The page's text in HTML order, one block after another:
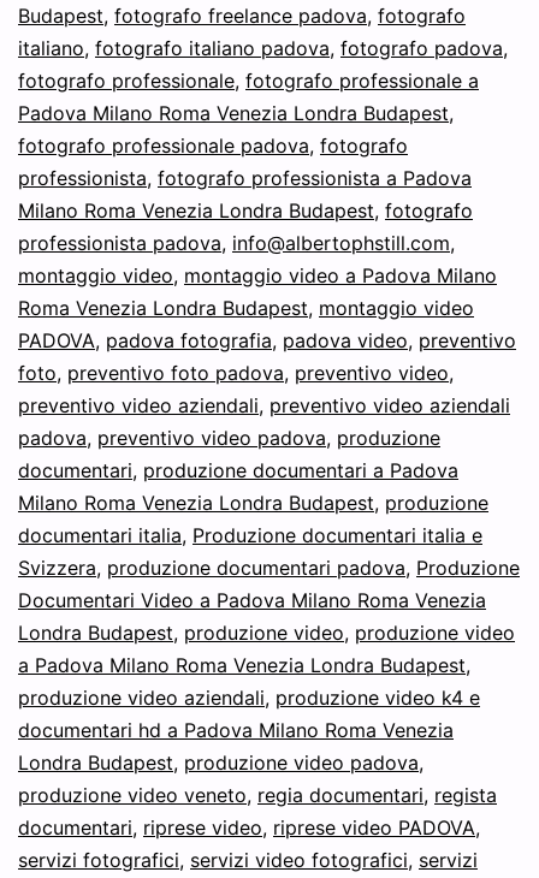
Budapest, fotografo freelance padova, fotografo
italiano, fotografo italiano padova, fotografo padova,
fotografo professionale, fotografo professionale a
Padova Milano Roma Venezia Londra Budapest,
fotografo professionale padova, fotografo
professionista, fotografo professionista a Padova
Milano Roma Venezia Londra Budapest, fotografo
professionista padova, info@albertophstill.com,
montaggio video, montaggio video a Padova Milano
Roma Venezia Londra Budapest, montaggio video
PADOVA, padova fotografia, padova video, preventivo
foto, preventivo foto padova, preventivo video,
preventivo video aziendali, preventivo video aziendali
padova, preventivo video padova, produzione
documentari, produzione documentari a Padova
Milano Roma Venezia Londra Budapest, produzione
documentari italia, Produzione documentari italia e
Svizzera, produzione documentari padova, Produzione
Documentari Video a Padova Milano Roma Venezia
Londra Budapest, produzione video, produzione video
a Padova Milano Roma Venezia Londra Budapest,
produzione video aziendali, produzione video k4 e
documentari hd a Padova Milano Roma Venezia
Londra Budapest, produzione video padova,
produzione video veneto, regia documentari, regista
documentari, riprese video, riprese video PADOVA,
servizi fotografici, servizi video fotografici, servizi